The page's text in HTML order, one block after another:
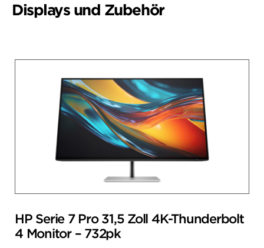
Displays und Zubehör
HP Serie 7 Pro 31,5 Zoll 4K-Thunderbolt
4 Monitor – 732pk